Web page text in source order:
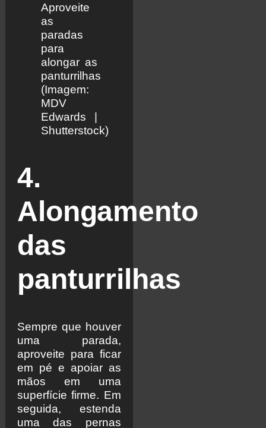
Aproveite
as
paradas
para
alongar as
panturrilhas
(Imagem:
MDV
Edwards |
Shutterstock)
4.
Alongamento
das
panturrilhas
Sempre que houver
uma parada,
aproveite para ficar
em pé e apoiar as
mãos em uma
superfície firme. Em
seguida, estenda
uma das pernas